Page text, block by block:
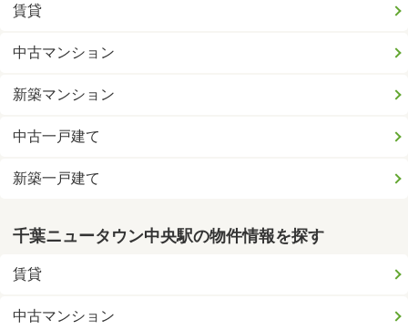
賃貸
中古マンション
新築マンション
中古一戸建て
新築一戸建て
千葉ニュータウン中央駅の物件情報を探す
賃貸
中古マンション